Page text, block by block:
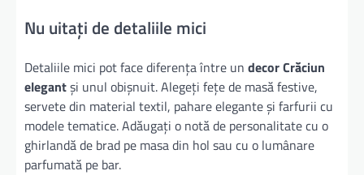
Nu uitați de detaliile mici
Detaliile mici pot face diferența între un decor Crăciun
elegantși unul obișnuit. Alegeți fețe de masă festive,
servete din material textil, pahare elegante și farfurii cu
modele tematice. Adăugați o notă de personalitate cu o
ghirlandă de brad pe masa din hol sau cu o lumânare
parfumată pe bar.